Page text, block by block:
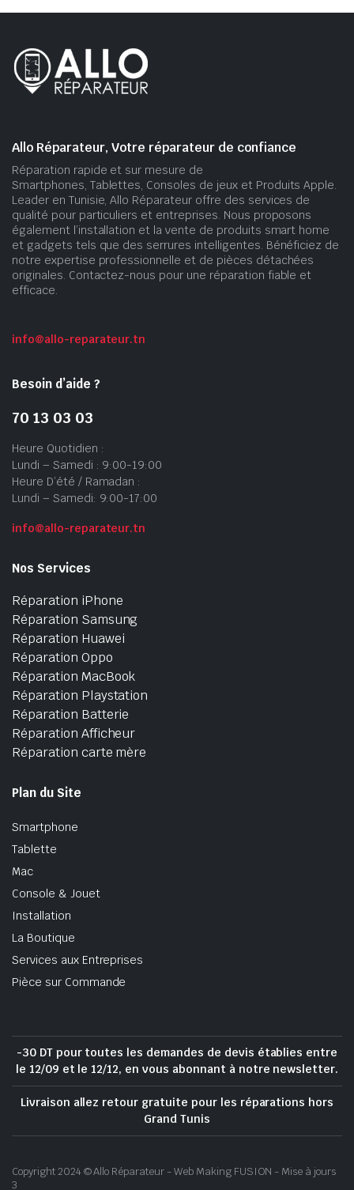
Allo Réparateur, Votre réparateur de confiance
Réparation rapide et sur mesure de
Smartphones, Tablettes, Consoles de jeux et Produits Apple.
Leader en Tunisie, Allo Réparateur offre des services de
qualité pour particuliers et entreprises. Nous proposons
également l’installation et la vente de produits smart home
et gadgets tels que des serrures intelligentes. Bénéficiez de
notre expertise professionnelle et de pièces détachées
originales. Contactez-nous pour une réparation fiable et
efficace.
info@allo-reparateur.tn
Besoin d’aide ?
70 13 03 03
Heure Quotidien :
Lundi – Samedi : 9:00-19:00
Heure D’été / Ramadan :
Lundi – Samedi: 9:00-17:00
info@allo-reparateur.tn
Nos Services
Réparation iPhone
Réparation Samsung
Réparation Huawei
Réparation Oppo
Réparation MacBook
Réparation Playstation
Réparation Batterie
Réparation Afficheur
Réparation carte mère
Plan du Site
Smartphone
Tablette
Mac
Console & Jouet
Installation
La Boutique
Services aux Entreprises
Pièce sur Commande
-30 DT pour toutes les demandes de devis établies entre
le 12/09 et le 12/12, en vous abonnant à notre newsletter.
Livraison allez retour gratuite pour les réparations hors
Grand Tunis
Copyright 2024 © Allo Réparateur - Web Making FUSION - Mise à jours
3